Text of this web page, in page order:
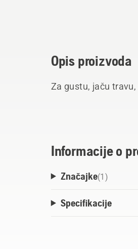
Opis proizvoda
Za gustu, jaču
Informacije o
Značajke(1 )
Specifikacije